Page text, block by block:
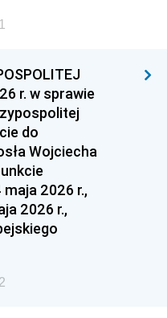
r. w sprawie
do
Wojciecha
2026 r.,
2026 r.,